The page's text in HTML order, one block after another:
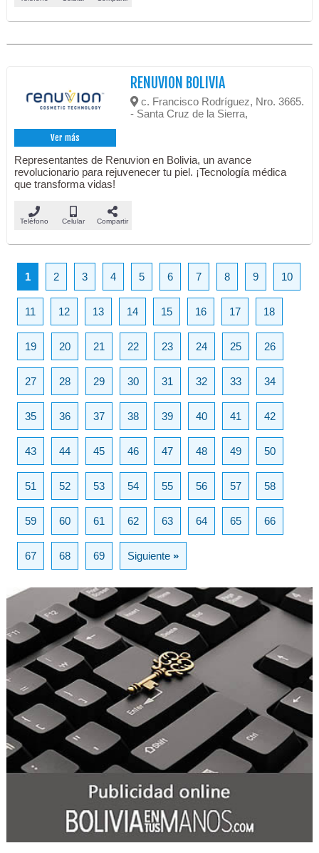
Ver más
RENUVION BOLIVIA
c. Francisco Rodríguez, Nro. 3665.
- Santa Cruz de la Sierra,
Representantes de Renuvion en Bolivia, un avance
revolucionario para rejuvenecer tu piel. ¡Tecnología médica
que transforma vidas!
Teléfono Celular Compartir
1 2 3 4 5 6 7 8 9 10
11 12 13 14 15 16 17 18
19 20 21 22 23 24 25 26
27 28 29 30 31 32 33 34
35 36 37 38 39 40 41 42
43 44 45 46 47 48 49 50
51 52 53 54 55 56 57 58
59 60 61 62 63 64 65 66
67 68 69 Siguiente»